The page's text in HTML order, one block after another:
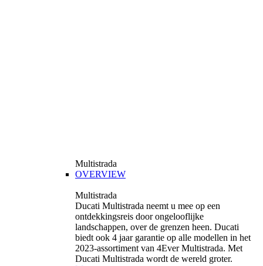
Multistrada
OVERVIEW
Multistrada
Ducati Multistrada neemt u mee op een
ontdekkingsreis door ongelooflijke
landschappen, over de grenzen heen. Ducati
biedt ook 4 jaar garantie op alle modellen in het
2023-assortiment van 4Ever Multistrada. Met
Ducati Multistrada wordt de wereld groter.